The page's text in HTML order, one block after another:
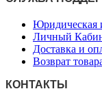
Юридическая
Личный
Доставка и
Возврат
КОНТАКТЫ